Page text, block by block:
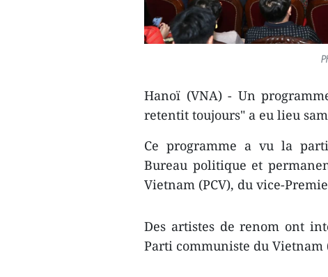
Hanoï (VNA) - Un
retentit toujours" a eu lieu
Ce programme a vu la
Bureau politique et
Vietnam (PCV), du vice-
Des artistes de renom ont
Parti communiste du Vietnam